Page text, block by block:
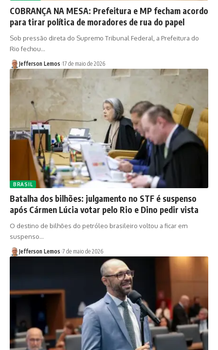
COBRANÇA NA MESA: Prefeitura e MP fecham acordo
para tirar política de moradores de rua do papel
Sob pressão direta do Supremo Tribunal Federal, a Prefeitura do
Rio fechou…
Jefferson Lemos 17 de maio de 2026
BRASIL
Batalha dos bilhões: julgamento no STF é suspenso
após Cármen Lúcia votar pelo Rio e Dino pedir vista
O destino de bilhões do petróleo brasileiro voltou a ficar em
suspenso…
Jefferson Lemos 7 de maio de 2026